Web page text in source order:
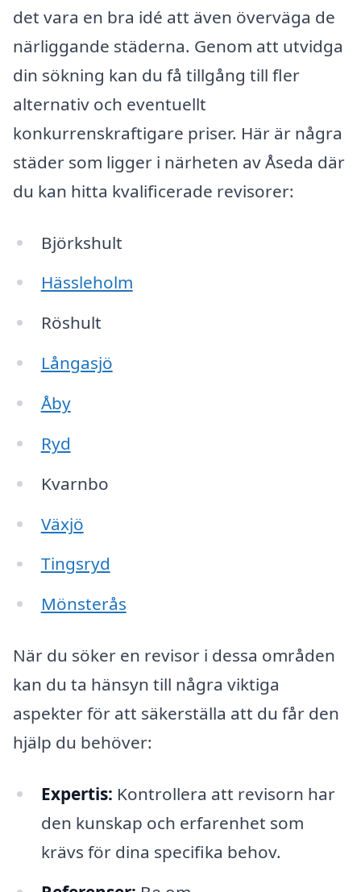
det vara en bra idé att även överväga de
närliggande städerna. Genom att utvidga
din sökning kan du få tillgång till fler
alternativ och eventuellt
konkurrenskraftigare priser. Här är några
städer som ligger i närheten av Åseda där
du kan hitta kvalificerade revisorer:
Björkshult
Hässleholm
Röshult
Långasjö
Åby
Ryd
Kvarnbo
Växjö
Tingsryd
Mönsterås
När du söker en revisor i dessa områden
kan du ta hänsyn till några viktiga
aspekter för att säkerställa att du får den
hjälp du behöver:
Expertis: Kontrollera att revisorn har
den kunskap och erfarenhet som
krävs för dina specifika behov.